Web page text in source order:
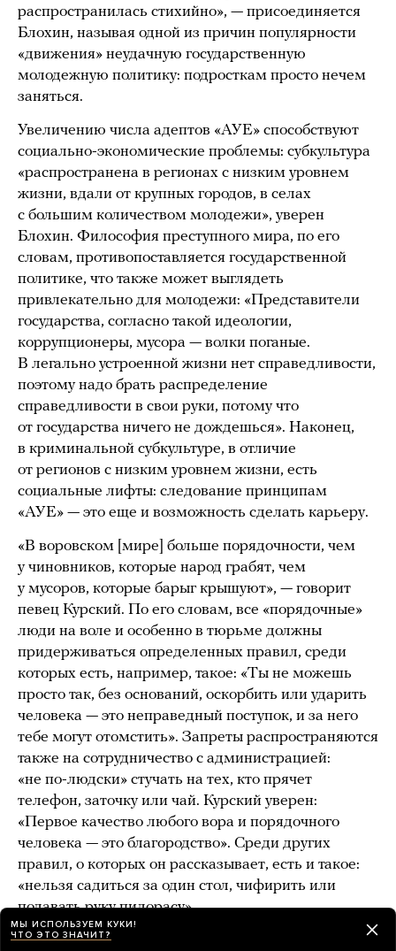
распространилась стихийно», — присоединяется
Блохин, называя одной из причин популярности
«движения» неудачную государственную
молодежную политику: подросткам просто нечем
заняться.
Увеличению числа адептов «АУЕ» способствуют
социально-экономические проблемы: субкультура
«распространена в регионах с низким уровнем
жизни, вдали от крупных городов, в селах
с большим количеством молодежи», уверен
Блохин. Философия преступного мира, по его
словам, противопоставляется государственной
политике, что также может выглядеть
привлекательно для молодежи: «Представители
государства, согласно такой идеологии,
коррупционеры, мусора — волки поганые.
В легально устроенной жизни нет справедливости,
поэтому надо брать распределение
справедливости в свои руки, потому что
от государства ничего не дождешься». Наконец,
в криминальной субкультуре, в отличие
от регионов с низким уровнем жизни, есть
социальные лифты: следование принципам
«АУЕ» — это еще и возможность сделать карьеру.
«В воровском [мире] больше порядочности, чем
у чиновников, которые народ грабят, чем
у мусоров, которые барыг крышуют», — говорит
певец Курский. По его словам, все «порядочные»
люди на воле и особенно в тюрьме должны
придерживаться определенных правил, среди
которых есть, например, такое: «Ты не можешь
просто так, без оснований, оскорбить или ударить
человека — это неправедный поступок, и за него
тебе могут отомстить». Запреты распространяются
также на сотрудничество с администрацией:
«не по-людски» стучать на тех, кто прячет
телефон, заточку или чай. Курский уверен:
«Первое качество любого вора и порядочного
человека — это благородство». Среди других
правил, о которых он рассказывает, есть и такое:
«нельзя садиться за один стол, чифирить или
подавать руку пидорасу».
МЫ ИСПОЛЬЗУЕМ КУКИ!
ЧТО ЭТО ЗНАЧИТ?